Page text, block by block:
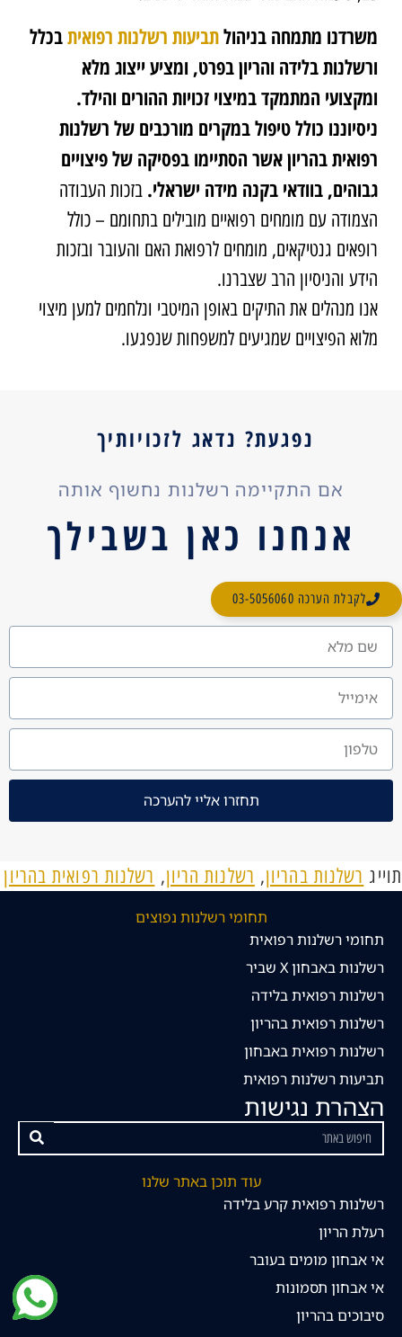
משרדנו מתמחה בניהולתביעות רשלנות רפואיתבכלל
ורשלנות בלידה והריון בפרט, ומציע ייצוג מלא
ומקצועי המתמקד במיצוי זכויות ההורים והילד.
ניסיוננו כולל טיפול במקרים מורכבים של רשלנות
רפואית בהריון אשר הסתיימו בפסיקה של פיצויים
גבוהים, בוודאי בקנה מידה ישראלי. בזכות העבודה
הצמודה עם מומחים רפואיים מובילים בתחומם – כולל
רופאים גנטיקאים, מומחים לרפואת האם והעובר ובזכות
הידע והניסיון הרב שצברנו.
אנו מנהלים את התיקים באופן המיטבי ונלחמים למען מיצוי
מלוא הפיצויים שמגיעים למשפחות שנפגעו.
נפגעת? נדאג לזכויותיך
אם התקיימה רשלנות נחשוף אותה
אנחנו כאן בשבילך
לקבלת הערכה 03-5056060
תחזרו אליי להערכה
תוייג רשלנות בהריון, רשלנות הריון, רשלנות רפואית בהריון
תחומי רשלנות נפוצים
תחומי רשלנות רפואית
רשלנות באבחון X שביר
רשלנות רפואית בלידה
רשלנות רפואית בהריון
רשלנות רפואית באבחון
תביעות רשלנות רפואית
הצהרת נגישות
עוד תוכן באתר שלנו
רשלנות רפואית קרע בלידה
רעלת הריון
אי אבחון מומים בעובר
אי אבחון תסמונות
סיבוכים בהריון